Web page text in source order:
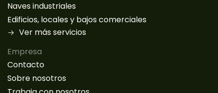
Naves industriales
Edificios, locales y bajos comerciales
Ver más servicios
Empresa
Contacto
Sobre nosotros